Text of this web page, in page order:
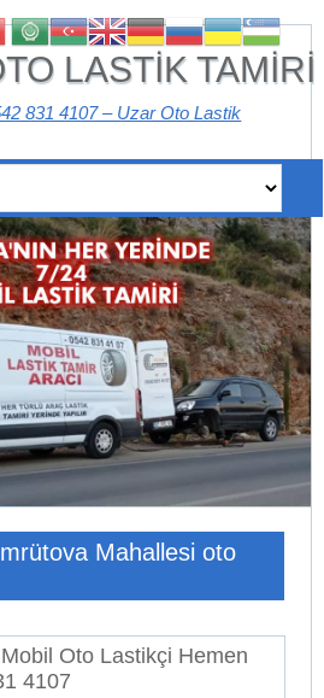
LASTİK TAMİRİ
831 4107 – Uzar Oto Lastik
Mahallesi oto
Oto Lastikçi Hemen
4107